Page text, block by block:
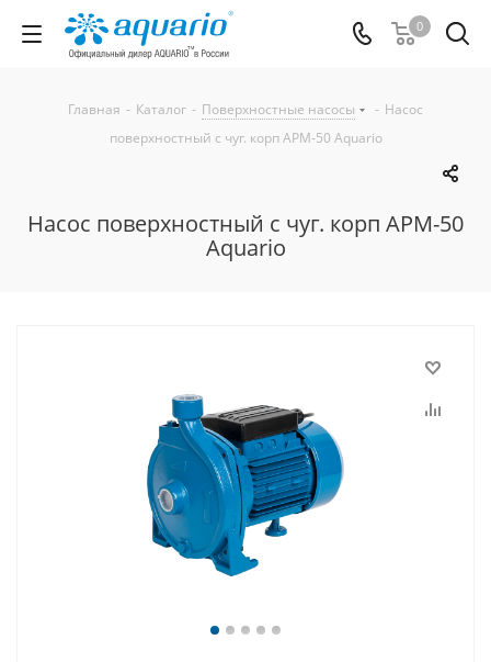
0
Главная - Каталог - Поверхностные насосы - Насос
поверхностный с чуг. корп APM-50 Aquario
Насос поверхностный с чуг. корп APM-50
Aquario